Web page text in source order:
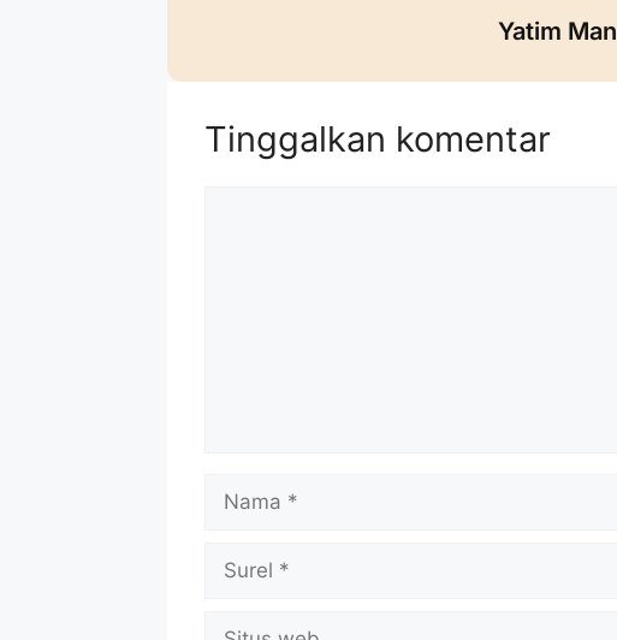
Yatim
Tinggalkan komentar